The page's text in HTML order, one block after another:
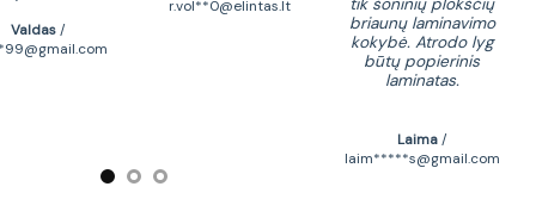
Valdas /
r.vol**0@elintas.lt
tik šoninių plokščių
briaunų laminavimo
kokybė. Atrodo lyg
būtų popierinis
laminatas.
Laima /
laim*****s@gmail.com